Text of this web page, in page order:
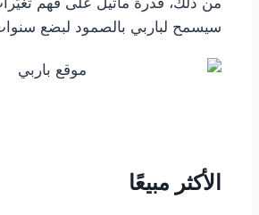
سيسمح لباربي بالصمود لبضع
الأكثر مبيعًا